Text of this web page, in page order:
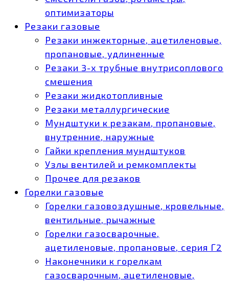
оптимизаторы
Резаки газовые
Резаки инжекторные, ацетиленовые,
пропановые, удлиненные
Резаки 3-х трубные внутрисоплового
смешения
Резаки жидкотопливные
Резаки металлургические
Мундштуки к резакам, пропановые,
внутренние, наружные
Гайки крепления мундштуков
Узлы вентилей и ремкомплекты
Прочее для резаков
Горелки газовые
Горелки газовоздушные, кровельные,
вентильные, рычажные
Горелки газосварочные,
ацетиленовые, пропановые, серия Г2
Наконечники к горелкам
газосварочным, ацетиленовые,